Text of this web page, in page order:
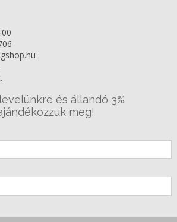
és állandó 3%
meg!